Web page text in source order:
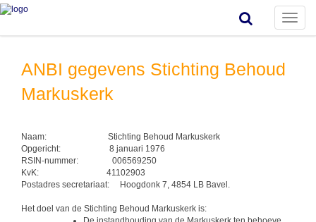
Toggle
ANBI gegevens Stichting Behoud
Markuskerk
Naam: Stichting Behoud Markuskerk
Opgericht: 8 januari 1976
RSIN-nummer: 006569250
KvK: 41102903
Postadres secretariaat: Hoogdonk 7, 4854 LB Bavel.
Het doel van de Stichting Behoud Markuskerk is: